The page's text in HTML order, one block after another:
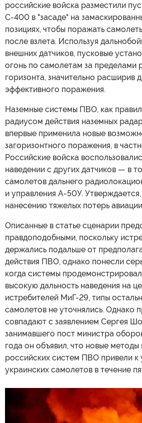
российские войска разместили
С-400 в "засаде" на
позициях, чтобы поражать
после взлета. Используя
внешних датчиков, пусковые
огонь по самолетам за пределами
горизонта, значительно расширив
эффективного поражения.
Наземные системы ПВО, как
радиусом действия наземных
впервые применила новые
загоризонтного поражения, в
Российские войска
наведении с других датчиков — в
самолетов дальнего
и управления A-50У.
нанесению тяжелых потерь
Описанные в статье сценарии
правдоподобными, поскольку
держались подальше от
действия ПВО, однако понесли
когда системы
высокую дальность наведения на
истребителей МиГ-29, типы
самолетов не уточнялись. Однако
совпадают с заявлением Сергея
занимавшего пост министра
года он объявил, что новые
российских систем ПВО привели
украинских самолетов в течение